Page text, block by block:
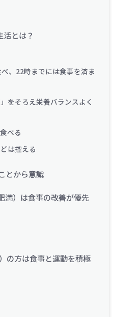
とは？
、22時までには食事を済ま
をそろえ栄養バランスよく
べる
は控える
とから意識
満）は食事の改善が優先
の方は食事と運動を積極